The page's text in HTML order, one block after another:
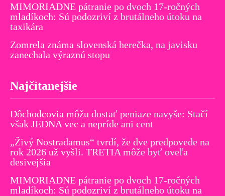
MIMORIADNE pátranie po dvoch 17-ročných
mladíkoch: Sú podozriví z brutálneho útoku na
taxikára
Zomrela známa slovenská herečka, na javisku
zanechala výraznú stopu
Najčítanejšie
Dôchodcovia môžu dostať peniaze navyše: Stačí
však JEDNA vec a nepríde ani cent
„Živý Nostradamus“ tvrdí, že dve predpovede na
rok 2026 už vyšli. TRETIA môže byť oveľa
desivejšia
MIMORIADNE pátranie po dvoch 17-ročných
mladíkoch: Sú podozriví z brutálneho útoku na